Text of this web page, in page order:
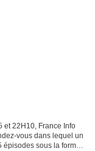
et 22H10, France Info
vous dans lequel un
sous la forme